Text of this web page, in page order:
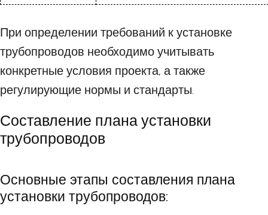
При определении требований к установке
трубопроводов необходимо учитывать
конкретные условия проекта, а также
регулирующие нормы и стандарты.
Составление плана установки
трубопроводов
Основные этапы составления плана
установки трубопроводов: